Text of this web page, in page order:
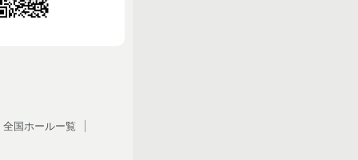
全国ホールー覧